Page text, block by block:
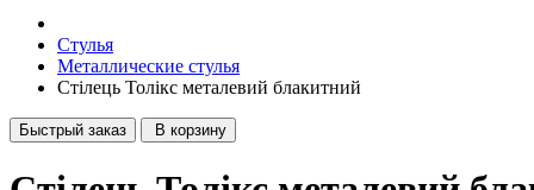
Стулья
Металлические стулья
Стілець Толікс металевий блакитний
Быстрый заказ В корзину